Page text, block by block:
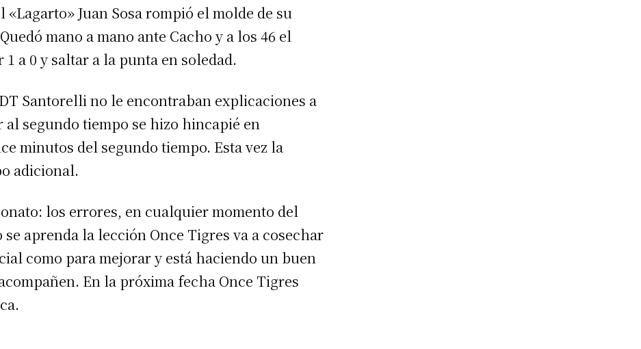
Juan Sosa rompió el molde de su
mano a mano ante Cacho y a los 46 el
a 0 y saltar a la punta en soledad.
Santorelli no le encontraban explicaciones a
segundo tiempo se hizo hincapié en
minutos del segundo tiempo. Esta vez la
adicional.
los errores, en cualquier momento del
aprenda la lección Once Tigres va a cosechar
como para mejorar y está haciendo un buen
En la próxima fecha Once Tigres